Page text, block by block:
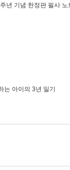
년 기념 한정판 필사 노
는 아이의 3년 일기